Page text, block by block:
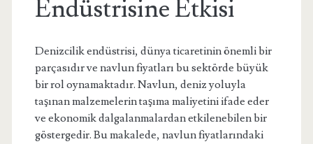
Endüstrisine Etkisi
Denizcilik endüstrisi, dünya ticaretinin önemli bir
parçasıdır ve navlun fiyatları bu sektörde büyük
bir rol oynamaktadır. Navlun, deniz yoluyla
taşınan malzemelerin taşıma maliyetini ifade eder
ve ekonomik dalgalanmalardan etkilenebilen bir
göstergedir. Bu makalede, navlun fiyatlarındaki